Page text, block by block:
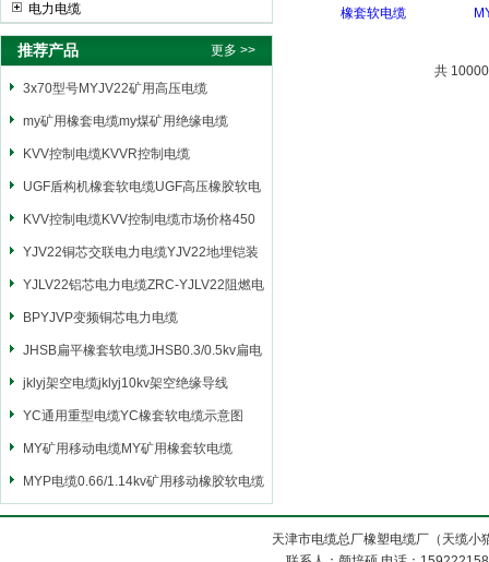
电力电缆
推荐产品 更多 >>
3x70型号MYJV22矿用高压电缆
my矿用橡套电缆my煤矿用绝缘电缆
KVV控制电缆KVVR控制电缆
UGF盾构机橡套软电缆UGF高压橡胶软电
缆
KVV控制电缆KVV控制电缆市场价格450
YJV22铜芯交联电力电缆YJV22地埋铠装
电源电缆
YJLV22铝芯电力电缆ZRC-YJLV22阻燃电
力电缆
BPYJVP变频铜芯电力电缆
JHSB扁平橡套软电缆JHSB0.3/0.5kv扁电
缆
jklyj架空电缆jklyj10kv架空绝缘导线
YC通用重型电缆YC橡套软电缆示意图
MY矿用移动电缆MY矿用橡套软电缆
MYP电缆0.66/1.14kv矿用移动橡胶软电缆
共
天津市电缆总厂橡塑电缆厂（天缆